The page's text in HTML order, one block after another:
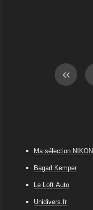
Ma sélection NIKON
Bagad Kemper
Le Loft Auto
Unidivers.fr